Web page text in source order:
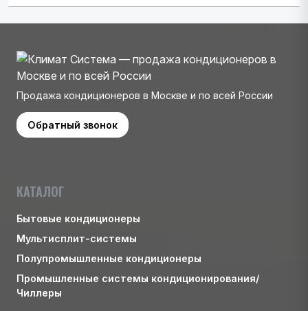
Продажа кондиционеров в Москве и по всей России
Обратный звонок
КАТАЛОГ
Бытовые кондиционеры
Мультисплит-системы
Полупромышленные кондиционеры
Промышленные системы кондиционирования/
Чиллеры